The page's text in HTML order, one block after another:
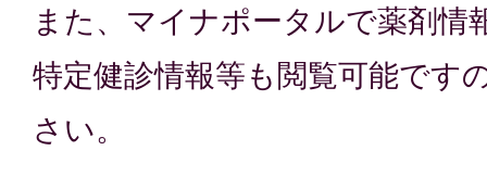
また、マイナポータルで薬剤情
特定健診情報等も閲覧可能です
さい。